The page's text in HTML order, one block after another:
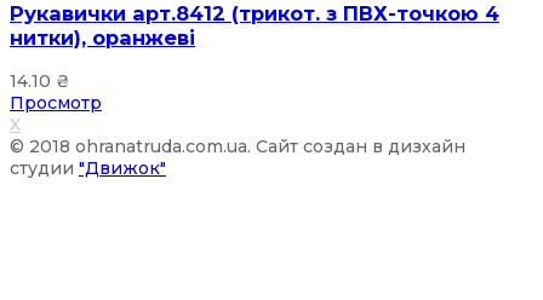
Рукавички арт.8412 (трикот. з ПВХ-точкою 4
нитки), оранжеві
14.10 ₴
Просмотр
X
© 2018 ohranatruda.com.ua. Сайт создан в дизхайн
студии "Движок"